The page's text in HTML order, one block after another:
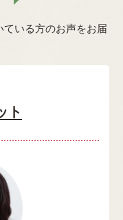
いる方のお声をお届
ト